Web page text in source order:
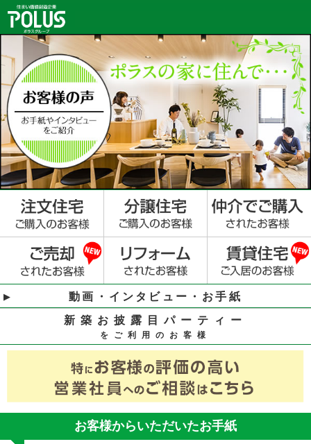
動画・インタビュー・お手紙
新築お披露目パーティー
をご利用のお客様
お客様からいただいたお手紙